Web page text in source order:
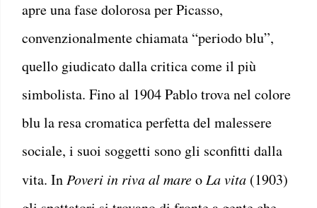
apre una fase dolorosa per Picasso,
convenzionalmente chiamata “periodo blu”,
quello giudicato dalla critica come il più
simbolista. Fino al 1904 Pablo trova nel colore
blu la resa cromatica perfetta del malessere
sociale, i suoi soggetti sono gli sconfitti dalla
vita. In Poveri in riva al mareo La vita (1903)